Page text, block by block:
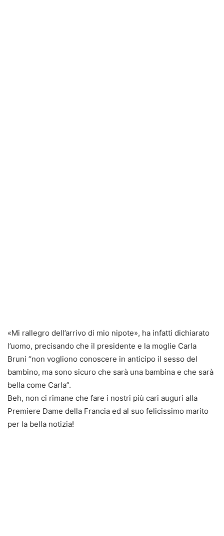
«Mi rallegro dell’arrivo di mio nipote», ha infatti dichiarato
l’uomo, precisando che il presidente e la moglie Carla
Bruni “non vogliono conoscere in anticipo il sesso del
bambino, ma sono sicuro che sarà una bambina e che sarà
bella come Carla”.
Beh, non ci rimane che fare i nostri più cari auguri alla
Premiere Dame della Francia ed al suo felicissimo marito
per la bella notizia!